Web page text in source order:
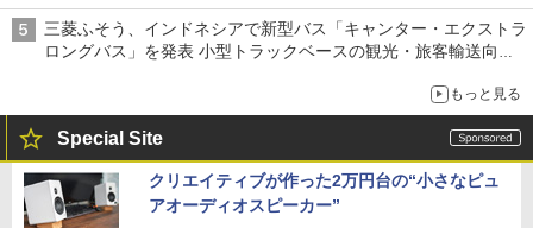
三菱ふそう、インドネシアで新型バス「キャンター・エクストラ
ロングバス」を発表 小型トラックベースの観光・旅客輸送向け
もっと見る
Special Site
クリエイティブが作った2万円台の“小さなピュ
アオーディオスピーカー”